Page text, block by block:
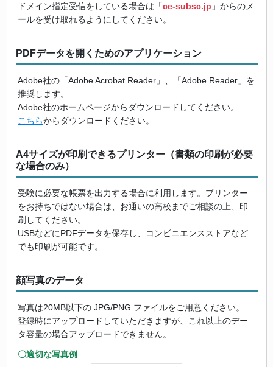
ドメイン指定受信をしている場合は「ce-subsc.jp 」からのメ
ールを受け取れるようにしてください。
PDFデータを開くためのアプリケーション
Adobe社の「Adobe Acrobat Reader」、「Adobe Reader」を
推奨します。
Adobe社のホームページからダウンロードしてください。
こちらからダウンロードください。
A4サイズが印刷できるプリンター（書類の印刷が必要
な場合のみ）
受験に必要な帳票を出力する場合に利用します。プリンター
をお持ちではない場合は、お通いの高校までご相談の上、印
刷してください。
USBなどにPDFデータを保存し、コンビニエンスストアなど
でも印刷が可能です。
顔写真のデータ
写真は20MB以下の JPG/PNG ファイルをご用意ください。
登録時にアップロードしていただきますが、これ以上のデー
タ容量の場合アップロードできません。
〇適切な写真例